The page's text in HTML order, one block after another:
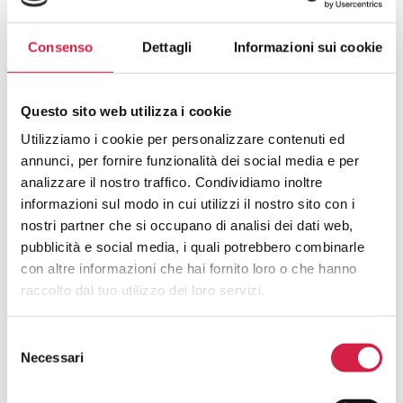
Consenso Dettagli Informazioni sui cookie
Questo sito web utilizza i cookie
Utilizziamo i cookie per personalizzare contenuti ed
annunci, per fornire funzionalità dei social media e per
analizzare il nostro traffico. Condividiamo inoltre
informazioni sul modo in cui utilizzi il nostro sito con i
nostri partner che si occupano di analisi dei dati web,
pubblicità e social media, i quali potrebbero combinarle
con altre informazioni che hai fornito loro o che hanno
raccolto dal tuo utilizzo dei loro servizi.
delNecessari
FAQ SUGLI OSPEDALI BOLLINO
ROSA
Cosa Sono Gli Ospedali Bollino Rosa?
Come Viene Assegnato Il Bollino
Rosa?
Come Riconosco Un Ospedale Bollino
Rosa?
Come Posso Utilizzare I Servizi Offerti